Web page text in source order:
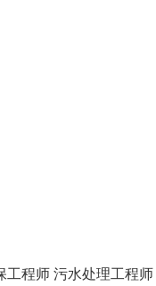
工程师 污水处理工程师